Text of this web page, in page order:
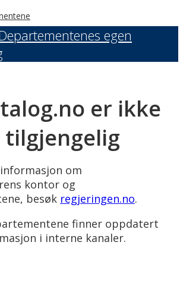
egen
er ikke
tilgjengelig
om
kontor og
besøk regjeringen.no.
finner oppdatert
i interne kanaler.